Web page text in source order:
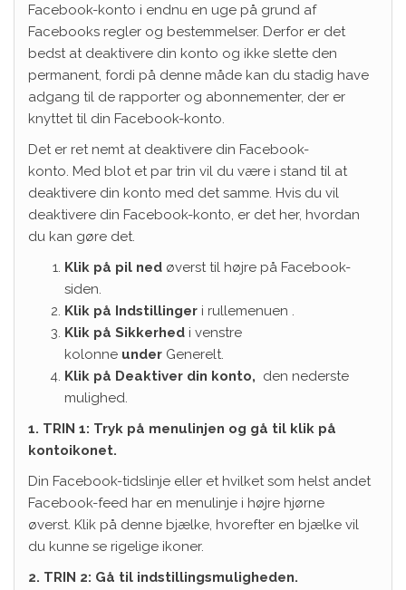
Facebook-konto i endnu en uge på grund af
Facebooks regler og bestemmelser. Derfor er det
bedst at deaktivere din konto og ikke slette den
permanent, fordi på denne måde kan du stadig have
adgang til de rapporter og abonnementer, der er
knyttet til din Facebook-konto.
Det er ret nemt at deaktivere din Facebook-
konto. Med blot et par trin vil du være i stand til at
deaktivere din konto med det samme. Hvis du vil
deaktivere din Facebook-konto, er det her, hvordan
du kan gøre det.
Klik på pil ned øverst til højre på Facebook-
siden.
Klik på Indstillinger i rullemenuen .
Klik på Sikkerhed i venstre
kolonne under Generelt.
Klik på Deaktiver din konto, den nederste
mulighed.
1. TRIN 1: Tryk på menulinjen og gå til klik på
kontoikonet.
Din Facebook-tidslinje eller et hvilket som helst andet
Facebook-feed har en menulinje i højre hjørne
øverst. Klik på denne bjælke, hvorefter en bjælke vil
du kunne se rigelige ikoner.
2. TRIN 2: Gå til indstillingsmuligheden.